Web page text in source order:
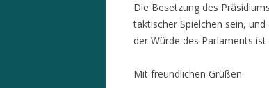
Die Besetzung des
taktischer Spielchen sein,
der Würde des Parlaments
Mit freundlichen Grüßen